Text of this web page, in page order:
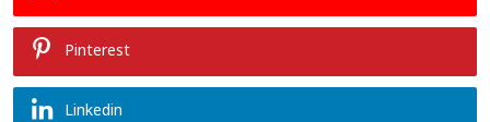
Pinterest
Linkedin